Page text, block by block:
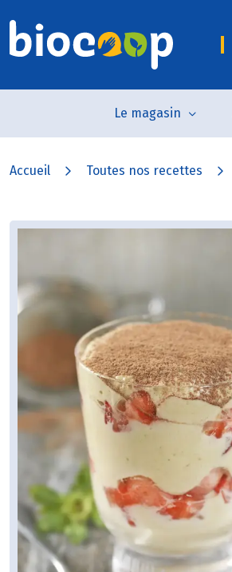
Le magasin
Accueil Toutes nos recettes